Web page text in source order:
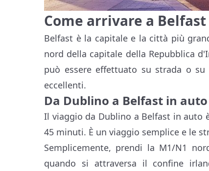
Come arrivare a
Belfast è la capitale e la città più
nord della capitale della Repubblica
può essere effettuato su strada o
eccellenti.
Da Dublino a Belfast in auto
Il viaggio da Dublino a Belfast in auto
45 minuti. È un viaggio semplice e le
Semplicemente, prendi la M1/N1
quando si attraversa il confine